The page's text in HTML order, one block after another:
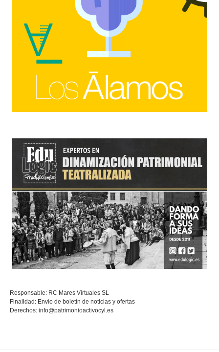
Responsable: RC Mares Virtuales SL
Finalidad: Envío de boletín de noticias y ofertas
Derechos: info@patrimonioactivocyl.es